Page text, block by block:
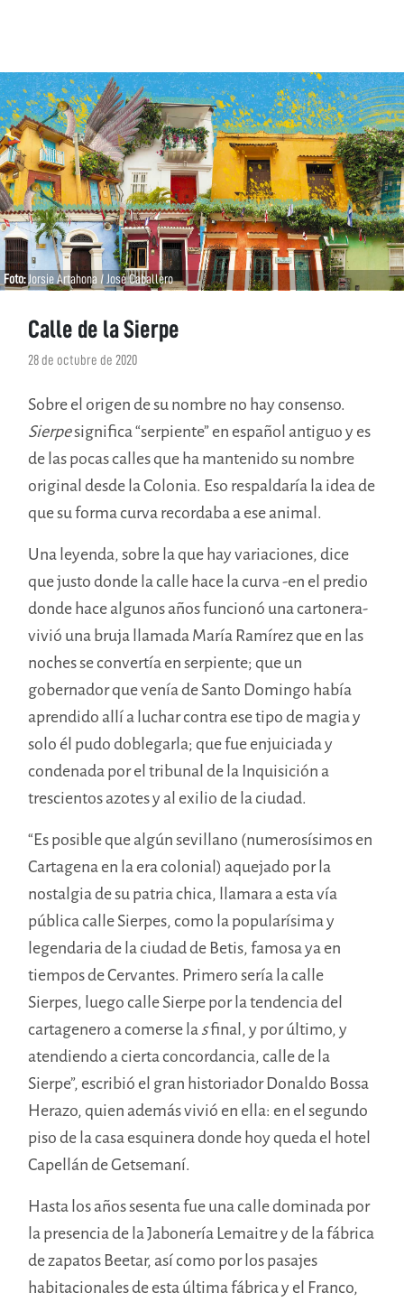
Foto: Jorsie Artahona / José Caballero
Calle de la Sierpe
28 de octubre de 2020
Sobre el origen de su nombre no hay consenso.
Sierpesignifica “serpiente” en español antiguo y es
de las pocas calles que ha mantenido su nombre
original desde la Colonia. Eso respaldaría la idea de
que su forma curva recordaba a ese animal.
Una leyenda, sobre la que hay variaciones, dice
que justo donde la calle hace la curva -en el predio
donde hace algunos años funcionó una cartonera-
vivió una bruja llamada María Ramírez que en las
noches se convertía en serpiente; que un
gobernador que venía de Santo Domingo había
aprendido allí a luchar contra ese tipo de magia y
solo él pudo doblegarla; que fue enjuiciada y
condenada por el tribunal de la Inquisición a
trescientos azotes y al exilio de la ciudad.
“Es posible que algún sevillano (numerosísimos en
Cartagena en la era colonial) aquejado por la
nostalgia de su patria chica, llamara a esta vía
pública calle Sierpes, como la popularísima y
legendaria de la ciudad de Betis, famosa ya en
tiempos de Cervantes. Primero sería la calle
Sierpes, luego calle Sierpe por la tendencia del
cartagenero a comerse lasfinal, y por último, y
atendiendo a cierta concordancia, calle de la
Sierpe”, escribió el gran historiador Donaldo Bossa
Herazo, quien además vivió en ella: en el segundo
piso de la casa esquinera donde hoy queda el hotel
Capellán de Getsemaní.
Hasta los años sesenta fue una calle dominada por
la presencia de la Jabonería Lemaitre y de la fábrica
de zapatos Beetar, así como por los pasajes
habitacionales de esta última fábrica y el Franco,